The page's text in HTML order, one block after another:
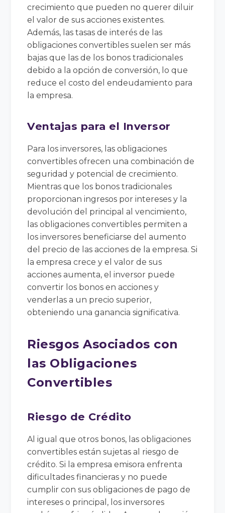
crecimiento que pueden no querer diluir
el valor de sus acciones existentes.
Además, las tasas de interés de las
obligaciones convertibles suelen ser más
bajas que las de los bonos tradicionales
debido a la opción de conversión, lo que
reduce el costo del endeudamiento para
la empresa.
Ventajas para el Inversor
Para los inversores, las obligaciones
convertibles ofrecen una combinación de
seguridad y potencial de crecimiento.
Mientras que los bonos tradicionales
proporcionan ingresos por intereses y la
devolución del principal al vencimiento,
las obligaciones convertibles permiten a
los inversores beneficiarse del aumento
del precio de las acciones de la empresa. Si
la empresa crece y el valor de sus
acciones aumenta, el inversor puede
convertir los bonos en acciones y
venderlas a un precio superior,
obteniendo una ganancia significativa.
Riesgos Asociados con
las Obligaciones
Convertibles
Riesgo de Crédito
Al igual que otros bonos, las obligaciones
convertibles están sujetas al riesgo de
crédito. Si la empresa emisora enfrenta
dificultades financieras y no puede
cumplir con sus obligaciones de pago de
intereses o principal, los inversores